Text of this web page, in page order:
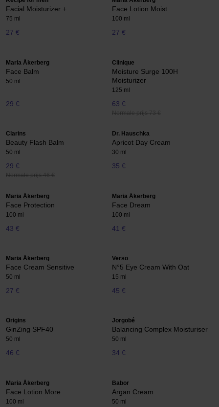
Facial Moisturizer +
75 ml
27 €
Face Lotion Moist
100 ml
27 €
Maria Åkerberg
Face Balm
50 ml
29 €
Clinique
Moisture Surge 100H
Moisturizer
125 ml
63 €
Normale prijs 73 €
Clarins
Beauty Flash Balm
50 ml
29 €
Normale prijs 46 €
Dr. Hauschka
Apricot Day Cream
30 ml
35 €
Maria Åkerberg
Face Protection
100 ml
43 €
Maria Åkerberg
Face Dream
100 ml
41 €
Maria Åkerberg
Face Cream Sensitive
50 ml
27 €
Verso
N°5 Eye Cream With Oat
15 ml
45 €
Origins
GinZing SPF40
50 ml
46 €
Jorgobé
Balancing Complex Moisturiser
50 ml
34 €
Maria Åkerberg
Face Lotion More
100 ml
Babor
Argan Cream
50 ml